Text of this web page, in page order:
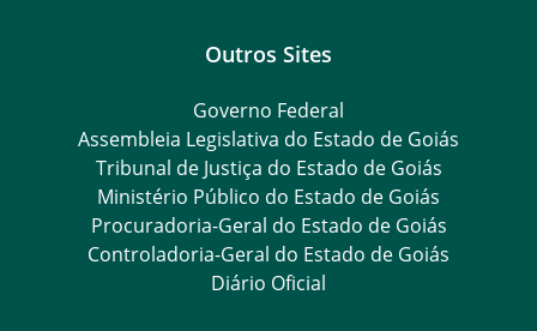
Outros Sites
Governo Federal
Assembleia Legislativa do Estado de Goiás
Tribunal de Justiça do Estado de Goiás
Ministério Público do Estado de Goiás
Procuradoria-Geral do Estado de Goiás
Controladoria-Geral do Estado de Goiás
Diário Oficial